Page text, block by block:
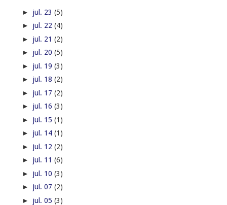
► jul. 23 (5)
► jul. 22 (4)
► jul. 21 (2)
► jul. 20 (5)
► jul. 19 (3)
► jul. 18 (2)
► jul. 17 (2)
► jul. 16 (3)
► jul. 15 (1)
► jul. 14 (1)
► jul. 12 (2)
► jul. 11 (6)
► jul. 10 (3)
► jul. 07 (2)
► jul. 05 (3)